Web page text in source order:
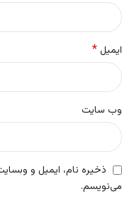
ایمیل*
وب‌ سایت
ذخیره نام، ایمیل و
می‌نویسم.